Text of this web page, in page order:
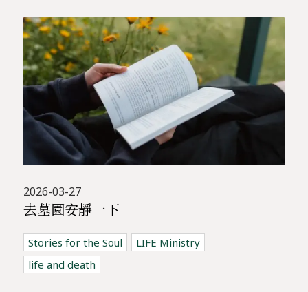
2026-03-27
去墓園安靜一下
Stories for the Soul
LIFE Ministry
life and death